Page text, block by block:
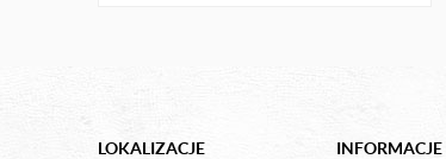
LOKALIZACJE INFORMACJE